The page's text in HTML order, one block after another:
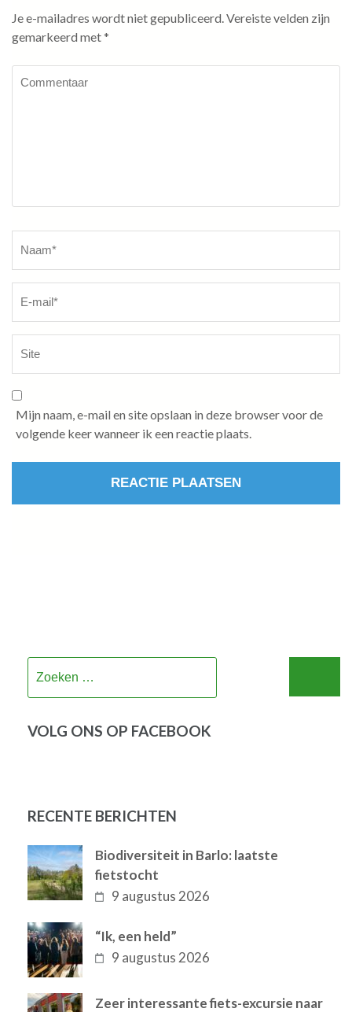
Je e-mailadres wordt niet gepubliceerd. Vereiste velden zijn
gemarkeerd met*
Mijn naam, e-mail en site opslaan in deze browser voor de
volgende keer wanneer ik een reactie plaats.
VOLG ONS OP FACEBOOK
RECENTE BERICHTEN
Biodiversiteit in Barlo: laatste
fietstocht
9 augustus 2026
“Ik, een held”
9 augustus 2026
Zeer interessante fiets-excursie naar